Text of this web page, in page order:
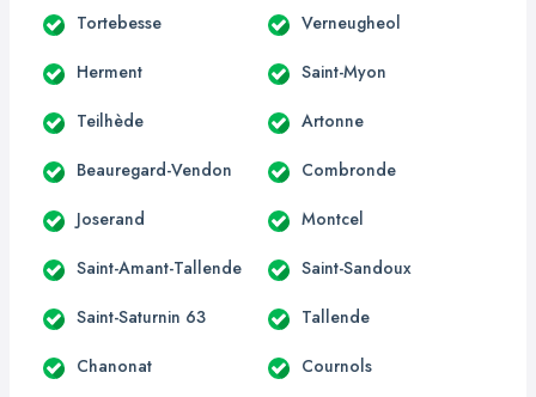
Tortebesse Verneugheol
Herment Saint-Myon
Teilhède Artonne
Beauregard-Vendon Combronde
Joserand Montcel
Saint-Amant-Tallende Saint-Sandoux
Saint-Saturnin 63 Tallende
Chanonat Cournols